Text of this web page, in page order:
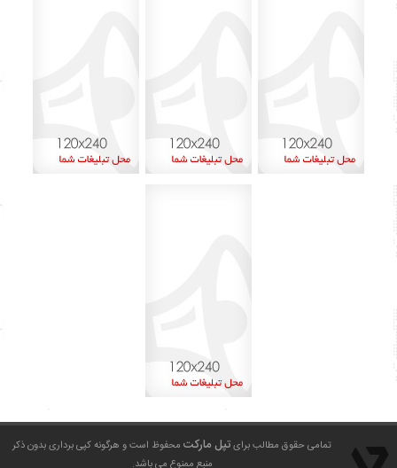
دی ۱۳۹۹
شهریور ۱۳۹۹
تمامی حقوق مطالب برایتپل مارکت محفوظ است و هرگونه کپی برداری بدون ذکر
منبع ممنوع می باشد.